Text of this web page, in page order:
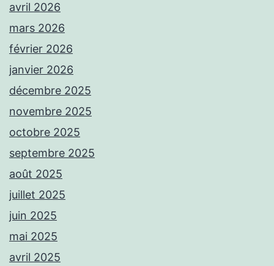
avril 2026
mars 2026
février 2026
janvier 2026
décembre 2025
novembre 2025
octobre 2025
septembre 2025
août 2025
juillet 2025
juin 2025
mai 2025
avril 2025